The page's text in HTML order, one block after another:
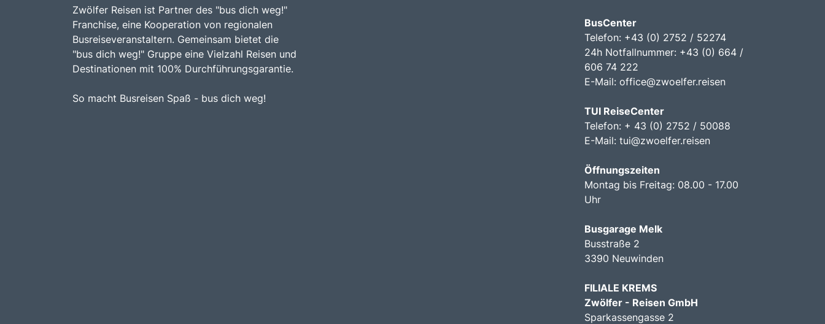
Zwölfer Reisen ist Partner des "bus dich weg!"
Franchise, eine Kooperation von regionalen
Busreiseveranstaltern. Gemeinsam bietet die
"bus dich weg!" Gruppe eine Vielzahl Reisen und
Destinationen mit 100% Durchführungsgarantie.
So macht Busreisen Spaß - bus dich weg!
BusCenter
Telefon: +43 (0) 2752 / 52274
24h Notfallnummer: +43 (0) 664 /
606 74 222
E-Mail: office@zwoelfer.reisen
TUI ReiseCenter
Telefon: + 43 (0) 2752 / 50088
E-Mail: tui@zwoelfer.reisen
Öffnungszeiten
Montag bis Freitag: 08.00 - 17.00
Uhr
Busgarage Melk
Busstraße 2
3390 Neuwinden
FILIALE KREMS
Zwölfer - Reisen GmbH
Sparkassengasse 2